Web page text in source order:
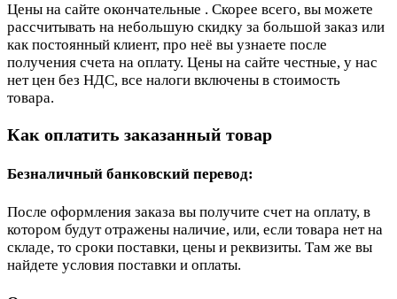
Цены на сайте окончательные . Скорее всего, вы можете
рассчитывать на небольшую скидку за большой заказ или
как постоянный клиент, про неё вы узнаете после
получения счета на оплату. Цены на сайте честные, у нас
нет цен без НДС, все налоги включены в стоимость
товара.
Как оплатить заказанный товар
Безналичный банковский перевод:
После оформления заказа вы получите счет на оплату, в
котором будут отражены наличие, или, если товара нет на
складе, то сроки поставки, цены и реквизиты. Там же вы
найдете условия поставки и оплаты.